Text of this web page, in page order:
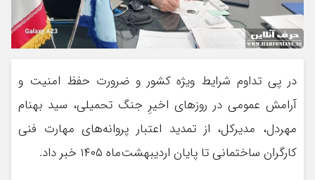
در پی تداوم شرایط ویژه کشور و ضرورت حفظ امنیت و
آرامش عمومی در روزهای اخیرِ جنگ تحمیلی، سید بهنام
مهردل، مدیرکل، از تمدید اعتبار پروانه‌های مهارت فنی
کارگران ساختمانی تا پایان اردیبهشت‌ماه ۱۴۰۵ خبر داد.